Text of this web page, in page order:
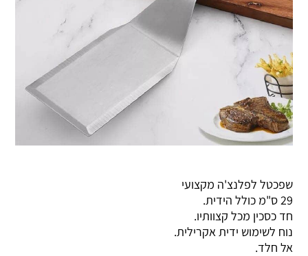
שפכטל לפלנצ'ה מקצועי
29 ס"מ כולל הידית.
חד כסכין מכל קצוותיו.
נוח לשימוש ידית אקרילית.
אל חלד.